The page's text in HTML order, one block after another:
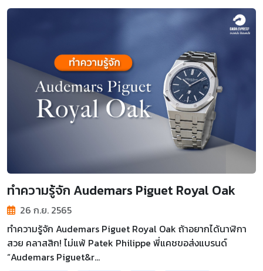
ทำความรู้จัก Audemars Piguet Royal Oak
26 ก.ย. 2565
ทำความรู้จัก Audemars Piguet Royal Oak ถ้าอยากได้นาฬิกา
สวย คลาสสิก! ไม่แพ้ Patek Philippe พี่แคชขอส่งแบรนด์
“Audemars Piguet&r...